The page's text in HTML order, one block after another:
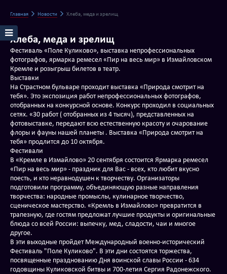
Главная Новости Хлеба, меда и зрелищ
Хлеба, меда и зрелищ
Фестиваль «Поле Куликово», выставка непрофессиональных
фотографов, ярмарка ремесел «Пир на весь мир» в Измайловском
Кремле и розыгрыш билетов в театр.
Выставки
На Страстном бульваре проходит выставка «Природа смотрит на
тебя». Это экспозиция работ непрофессиональных фотографов,
отобранных на конкурсной основе. Конкурс проходил в социальных
сетях. «30 работ ( отобранных из 4 тысяч), представленных на
фотовыставке, передают всю естественную красоту и очарование
флоры и фауны нашей планеты . Выставка «Природа смотрит на
тебя» продлится до 10 октября.
Фестивали
В «Кремле в Измайлово» 20 сентября состоится Ярмарка ремесел
«Пир на весь мир» - праздник для Вас - всех, кто любит вкусно
поесть, и кто неравнодушен к творчеству. Организаторы
подготовили программу, объединяющую разные направления
творчества: народные промыслы, кулинарное творчество,
сценическое мастерство. «Кремль в Измайлово» превратится в
трапезную, где гостям предложат лучшие продукты и оригинальные
блюда со всей России: выпечку, мед, сладости, чаи и многое
другое.
В эти выходные пройдет Международный военно-исторический
Фестиваль "Поле Куликово". В эти дни состоятся торжества,
посвященные празднованию Дня воинской славы России - 634
годовщины Куликовской битвы и 700-летия Сергия Радонежского.